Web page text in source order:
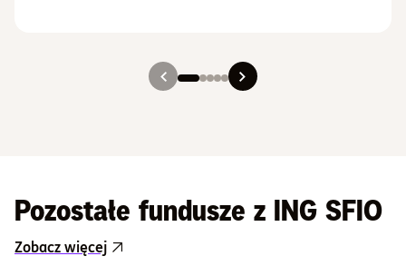
Slajd 1
Slajd 2
Slajd 3
Slajd 4
Slajd 5
Pozostałe fundusze z ING SFIO
Zobacz więcej